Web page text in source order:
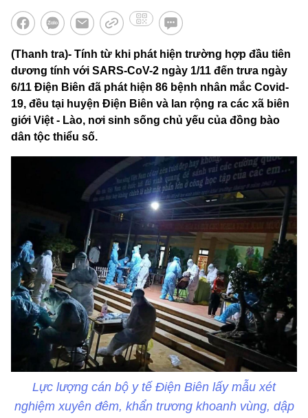
(Thanh tra)- Tính từ khi phát hiện trường hợp đầu tiên
dương tính với SARS-CoV-2 ngày 1/11 đến trưa ngày
6/11 Điện Biên đã phát hiện 86 bệnh nhân mắc Covid-
19, đều tại huyện Điện Biên và lan rộng ra các xã biên
giới Việt - Lào, nơi sinh sống chủ yếu của đồng bào
dân tộc thiểu số.
Lực lượng cán bộ y tế Điện Biên lấy mẫu xét
nghiệm xuyên đêm, khẩn trương khoanh vùng, dập